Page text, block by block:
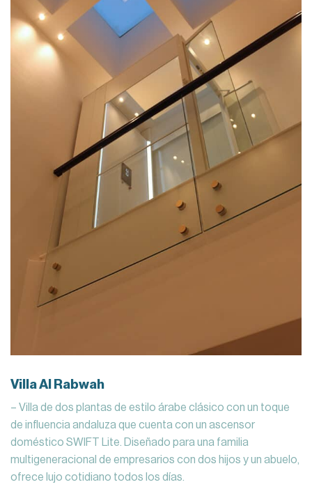
Villa Al Rabwah
– Villa de dos plantas de estilo árabe clásico con un toque
de influencia andaluza que cuenta con un ascensor
doméstico SWIFT Lite. Diseñado para una familia
multigeneracional de empresarios con dos hijos y un abuelo,
ofrece lujo cotidiano todos los días.